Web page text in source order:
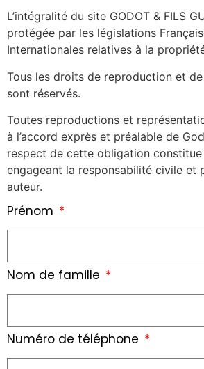
L’intégralité du site GODOT & FILS
protégée par les législations
Internationales relatives à la
Tous les droits de reproduction et
sont réservés.
Toutes reproductions et
à l’accord exprès et préalable de
respect de cette obligation
engageant la responsabilité civile et
auteur.
Prénom
Nom de famille
Numéro de téléphone